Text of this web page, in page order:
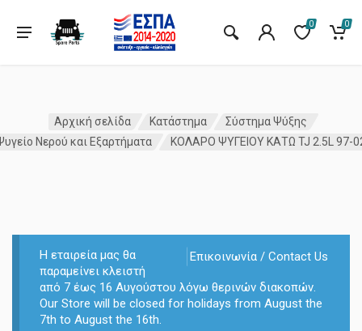
0 0
Αρχική σελίδα Κατάστημα
Σύστημα Ψύξης
Νερού και Εξαρτήματα
ΚΟΛΑΡΟ ΨΥΓΕΙΟΥ ΚΑΤΩ TJ 2.5L 97-
Επικοινωνία / Contact Us
Η εταιρεία μας θα
παραμείνει κλειστή
από 7 έως 16 Αυγούστου λόγω θερινών διακοπών.
Our Store will be closed for holidays from August the
7th to August the 16th.